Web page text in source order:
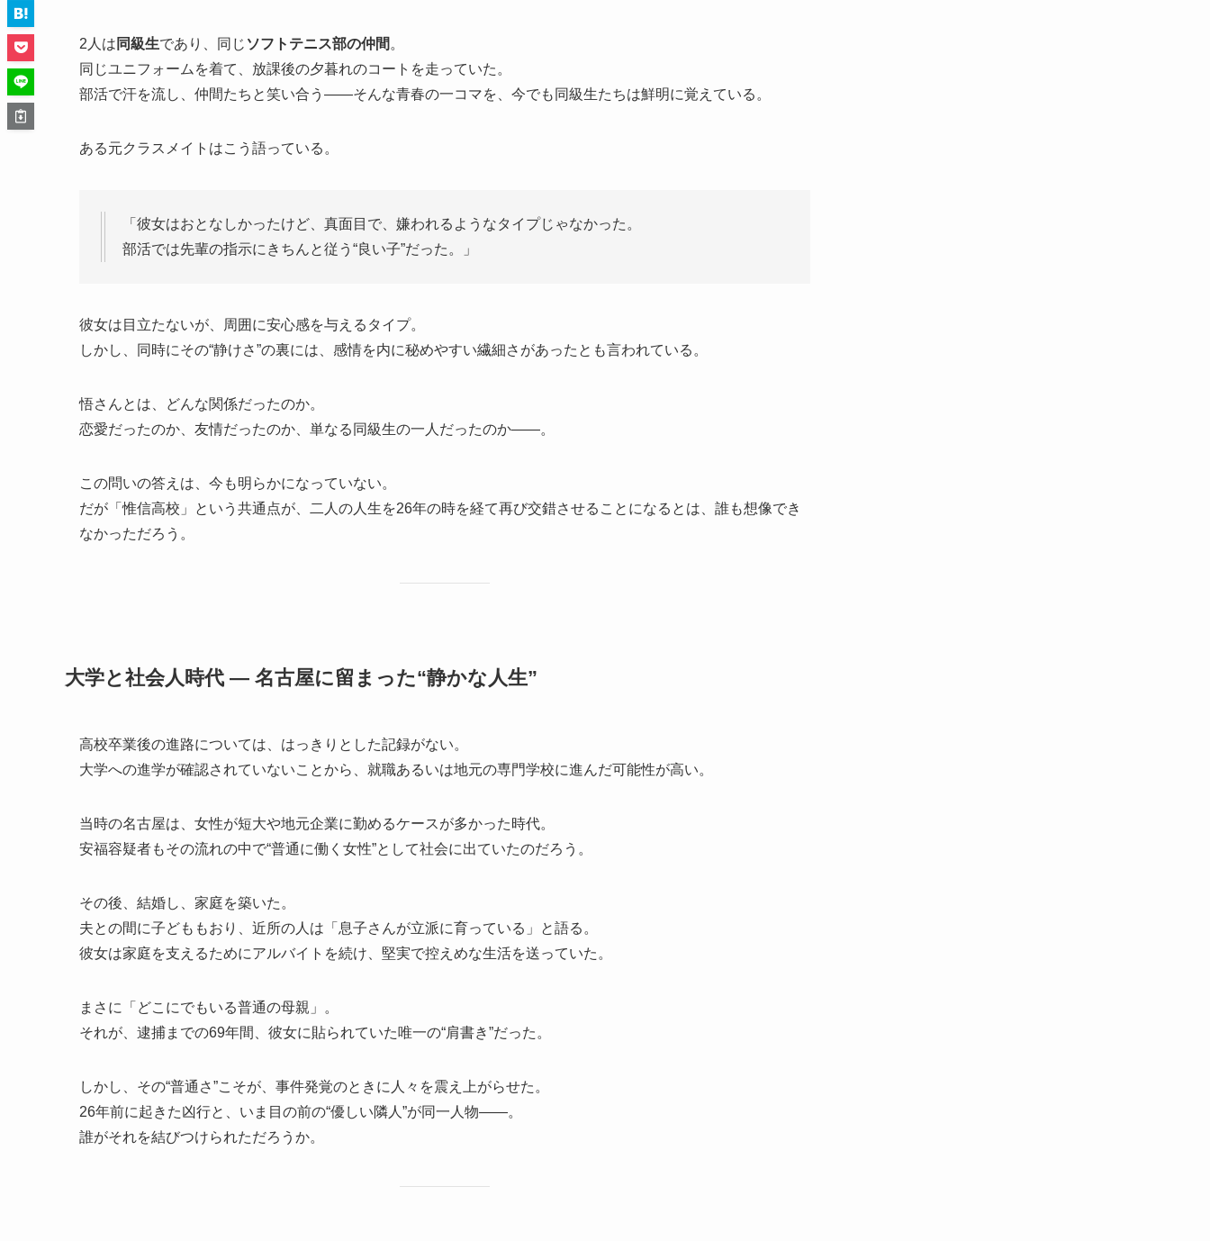
2人は 同級生であり、同じ ソフトテニス部の仲間 。
同じユニフォームを着て、放課後の夕暮れのコートを走っていた。
部活で汗を流し、仲間たちと笑い合う――そんな青春の一コマを、今でも同級生たちは鮮明に覚えている。
ある元クラスメイトはこう語っている。
「彼女はおとなしかったけど、真面目で、嫌われるようなタイプじゃなかった。
部活では先輩の指示にきちんと従う“良い子”だった。」
彼女は目立たないが、周囲に安心感を与えるタイプ。
しかし、同時にその“静けさ”の裏には、感情を内に秘めやすい繊細さがあったとも言われている。
悟さんとは、どんな関係だったのか。
恋愛だったのか、友情だったのか、単なる同級生の一人だったのか――。
この問いの答えは、今も明らかになっていない。
だが「惟信高校」という共通点が、二人の人生を26年の時を経て再び交錯させることになるとは、誰も想像でき
なかっただろう。
大学と社会人時代 ― 名古屋に留まった“静かな人生”
高校卒業後の進路については、はっきりとした記録がない。
大学への進学が確認されていないことから、就職あるいは地元の専門学校に進んだ可能性が高い。
当時の名古屋は、女性が短大や地元企業に勤めるケースが多かった時代。
安福容疑者もその流れの中で“普通に働く女性”として社会に出ていたのだろう。
その後、結婚し、家庭を築いた。
夫との間に子どももおり、近所の人は「息子さんが立派に育っている」と語る。
彼女は家庭を支えるためにアルバイトを続け、堅実で控えめな生活を送っていた。
まさに「どこにでもいる普通の母親」。
それが、逮捕までの69年間、彼女に貼られていた唯一の“肩書き”だった。
しかし、その“普通さ”こそが、事件発覚のときに人々を震え上がらせた。
26年前に起きた凶行と、いま目の前の“優しい隣人”が同一人物――。
誰がそれを結びつけられただろうか。